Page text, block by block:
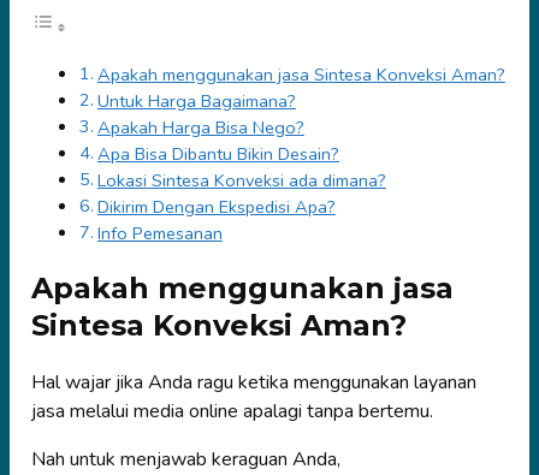
Apakah menggunakan jasa Sintesa Konveksi Aman?
Untuk Harga Bagaimana?
Apakah Harga Bisa Nego?
Apa Bisa Dibantu Bikin Desain?
Lokasi Sintesa Konveksi ada dimana?
Dikirim Dengan Ekspedisi Apa?
Info Pemesanan
Apakah menggunakan jasa
Sintesa Konveksi Aman?
Hal wajar jika Anda ragu ketika menggunakan layanan
jasa melalui media online apalagi tanpa bertemu.
Nah untuk menjawab keraguan Anda,